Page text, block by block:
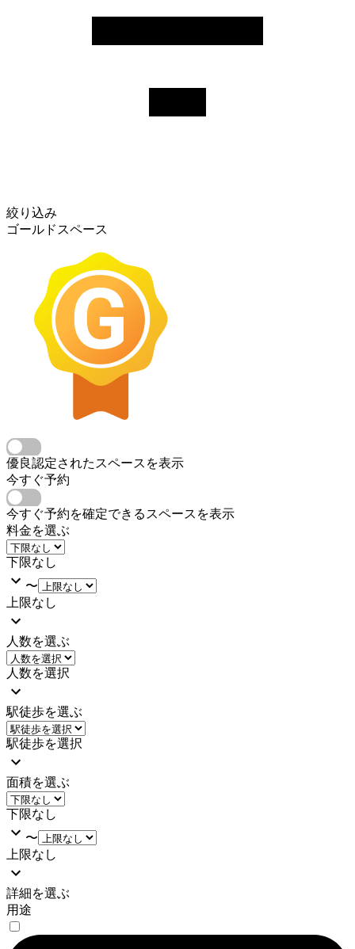
絞り込み
ゴールドスペース
優良認定されたスペースを表示
今すぐ予約
今すぐ予約を確定できるスペースを表示
料金を選ぶ
下限なし
〜
上限なし
人数を選ぶ
人数を選択
駅徒歩を選ぶ
駅徒歩を選択
面積を選ぶ
下限なし
〜
上限なし
詳細を選ぶ
用途